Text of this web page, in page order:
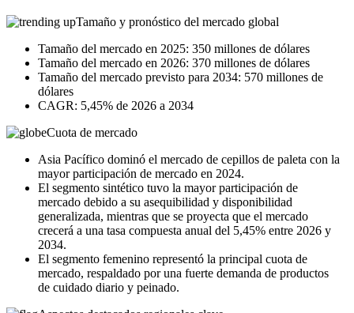
Tamaño y pronóstico del mercado global
Tamaño del mercado en 2025: 350 millones de dólares
Tamaño del mercado en 2026: 370 millones de dólares
Tamaño del mercado previsto para 2034: 570 millones de
dólares
CAGR: 5,45% de 2026 a 2034
Cuota de mercado
Asia Pacífico dominó el mercado de cepillos de paleta con la
mayor participación de mercado en 2024.
El segmento sintético tuvo la mayor participación de
mercado debido a su asequibilidad y disponibilidad
generalizada, mientras que se proyecta que el mercado
crecerá a una tasa compuesta anual del 5,45% entre 2026 y
2034.
El segmento femenino representó la principal cuota de
mercado, respaldado por una fuerte demanda de productos
de cuidado diario y peinado.